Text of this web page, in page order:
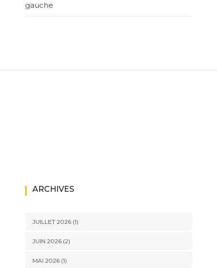
gauche
ARCHIVES
JUILLET 2026(1)
JUIN 2026(2)
MAI 2026(1)